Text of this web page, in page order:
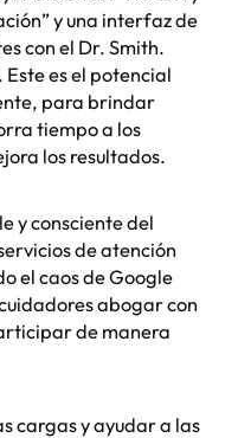
y una interfaz de
con el Dr. Smith.
es el potencial
para brindar
tiempo a los
los resultados.
y consciente del
de atención
el caos de Google
abogar con
de manera
cargas y ayudar a las